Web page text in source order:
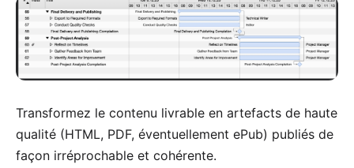
Transformez le contenu livrable en artefacts de haute
qualité (HTML, PDF, éventuellement ePub) publiés de
façon irréprochable et cohérente.